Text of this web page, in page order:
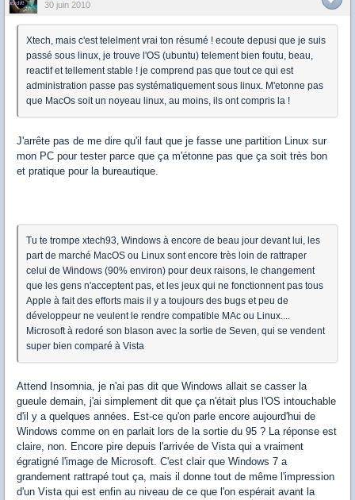
30 juin 2010
Xtech, mais c'est telelment vrai ton résumé ! ecoute depusi que je suis
passé sous linux, je trouve l'OS (ubuntu) telement bien foutu, beau,
reactif et tellement stable ! je comprend pas que tout ce qui est
administration passe pas systématiquement sous linux. M'etonne pas
que MacOs soit un noyeau linux, au moins, ils ont compris la !
J'arrête pas de me dire qu'il faut que je fasse une partition Linux sur
mon PC pour tester parce que ça m'étonne pas que ça soit très bon
et pratique pour la bureautique.
Tu te trompe xtech93, Windows à encore de beau jour devant lui, les
part de marché MacOS ou Linux sont encore très loin de rattraper
celui de Windows (90% environ) pour deux raisons, le changement
que les gens n'acceptent pas, et les jeux qui ne fonctionnent pas tous
Apple à fait des efforts mais il y a toujours des bugs et peu de
développeur ne veulent le rendre compatible MAc ou Linux....
Microsoft à redoré son blason avec la sortie de Seven, qui se vendent
super bien comparé à Vista
Attend Insomnia, je n'ai pas dit que Windows allait se casser la
gueule demain, j'ai simplement dit que ça n'était plus l'OS intouchable
d'il y a quelques années. Est-ce qu'on parle encore aujourd'hui de
Windows comme on en parlait lors de la sortie du 95 ? La réponse est
claire, non. Encore pire depuis l'arrivée de Vista qui a vraiment
égratigné l'image de Microsoft. C'est clair que Windows 7 a
grandement rattrapé tout ça, mais il donne tout de même l'impression
d'un Vista qui est enfin au niveau de ce que l'on espérait avant la